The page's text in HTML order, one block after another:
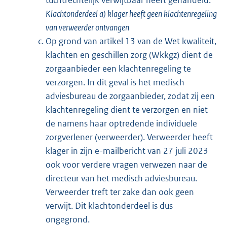
Klachtonderdeel a) klager heeft geen klachtenregeling
van verweerder ontvangen
Op grond van artikel 13 van de Wet kwaliteit,
klachten en geschillen zorg (Wkkgz) dient de
zorgaanbieder een klachtenregeling te
verzorgen. In dit geval is het medisch
adviesbureau de zorgaanbieder, zodat zij een
klachtenregeling dient te verzorgen en niet
de namens haar optredende individuele
zorgverlener (verweerder). Verweerder heeft
klager in zijn e-mailbericht van 27 juli 2023
ook voor verdere vragen verwezen naar de
directeur van het medisch adviesbureau.
Verweerder treft ter zake dan ook geen
verwijt. Dit klachtonderdeel is dus
ongegrond.